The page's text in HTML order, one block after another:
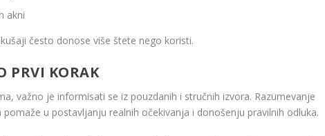
akni
često donose više štete nego koristi.
PRVI KORAK
važno je informisati se iz pouzdanih i stručnih izvora. Razumevanje
u postavljanju realnih očekivanja i donošenju pravilnih odluka.